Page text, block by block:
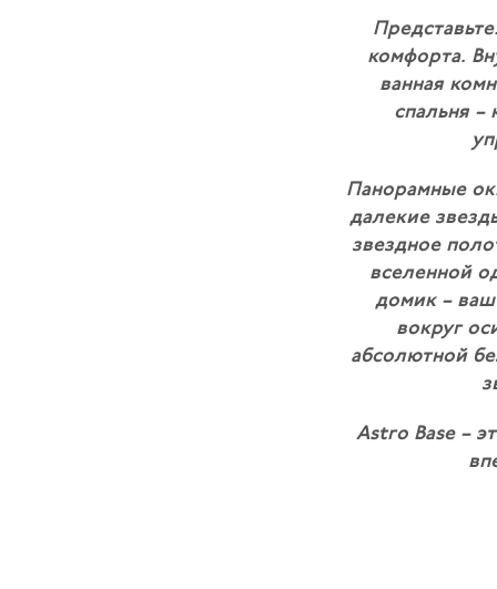
комфорта.
ванная
спальня –
Панорамные
далекие
звездное
вселенной
домик –
вокруг
абсолютной
Astro Base –